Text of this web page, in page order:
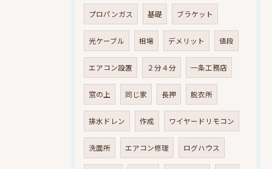
プロパンガス 基礎 ブラケット
光ケーブル 相場 デメリット 値段
エアコン設置 ２分４分 一条工務店
窓の上 同じ家 長押 脱衣所
排水ドレン 作成 ワイヤードリモコン
洗面所 エアコン修理 ログハウス